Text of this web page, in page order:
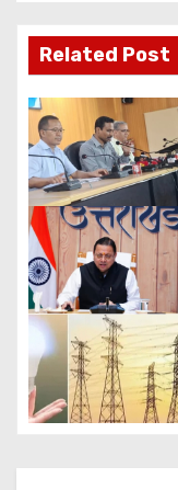
t
n
a
v
i
g
a
t
Related Post